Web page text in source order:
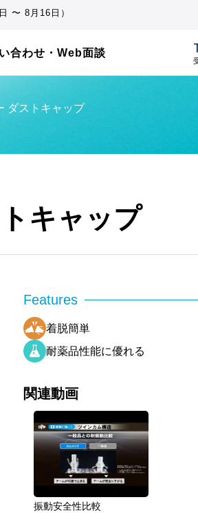
〜 8月16日）
合わせ・Web面談
ダストキャップ
キャップ
Features
着脱簡単
耐薬品性能に優れる
関連動画
振動安全性比較